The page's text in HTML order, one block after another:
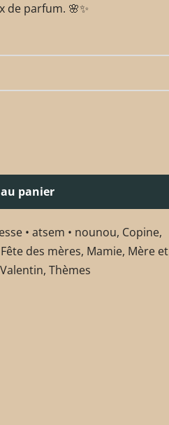
de parfum. 🌸✨
panier
• atsem • nounou, Copine,
Fête des mères, Mamie, Mère et
, Thèmes